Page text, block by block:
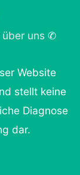
über uns✆
Website
stellt keine
Diagnose
dar.